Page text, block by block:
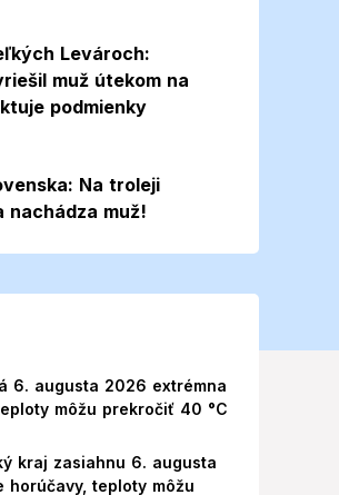
Levároch:
muž útekom na
podmienky
Na troleji
nachádza muž!
6. augusta 2026 extrémna
môžu prekročiť 40 °C
kraj zasiahnu 6. augusta
horúčavy, teploty môžu